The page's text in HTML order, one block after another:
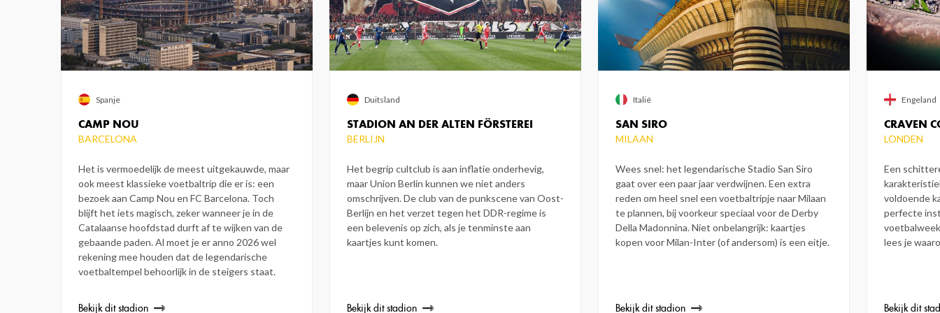
CAMP NOU
BARCELONA
Het is vermoedelijk de meest uitgekauwde, maar
ook meest klassieke voetbaltrip die er is: een
bezoek aan Camp Nou en FC Barcelona. Toch
blijft het iets magisch, zeker wanneer je in de
Catalaanse hoofdstad durft af te wijken van de
gebaande paden. Al moet je er anno 2026 wel
rekening mee houden dat de legendarische
voetbaltempel behoorlijk in de steigers staat.
Spanje
Bekijk dit stadion
STADION AN DER ALTEN FÖRSTEREI
BERLIJN
Het begrip cultclub is aan inflatie onderhevig,
maar Union Berlin kunnen we niet anders
omschrijven. De club van de punkscene van Oost-
Berlijn en het verzet tegen het DDR-regime is
een belevenis op zich, als je tenminste aan
kaartjes kunt komen.
Duitsland
Bekijk dit stadion
SAN SIRO
MILAAN
Wees snel: het legendarische Stadio San Siro
gaat over een paar jaar verdwijnen. Een extra
reden om heel snel een voetbaltripje naar Milaan
te plannen, bij voorkeur speciaal voor de Derby
Della Madonnina. Niet onbelangrijk: kaartjes
kopen voor Milan-Inter (of andersom) is een eitje.
Italië
Bekijk dit stadion
CRAVEN
LONDEN
Een
voldoende
perfecte
lees je
Engeland
Bekijk dit